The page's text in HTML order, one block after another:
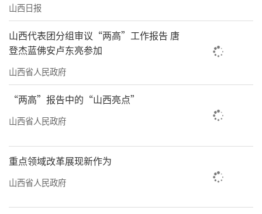
山西日报
山西代表团分组审议“两高”工作报告 唐
登杰蓝佛安卢东亮参加
山西省人民政府
“两高”报告中的“山西亮点”
山西省人民政府
重点领域改革展现新作为
山西省人民政府